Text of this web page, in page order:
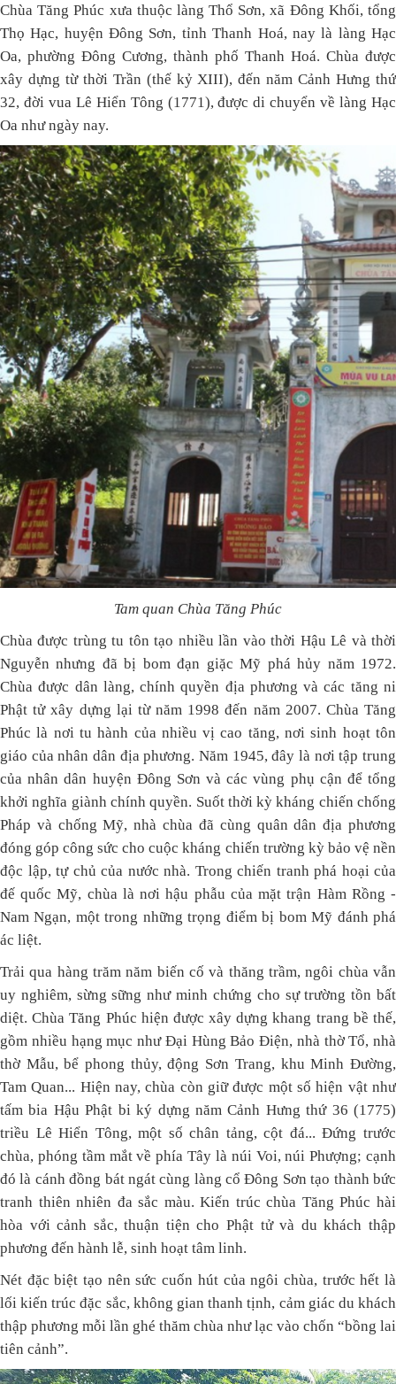
Chùa Tăng Phúc xưa thuộc làng Thổ Sơn, xã Đông Khối, tổng
Thọ Hạc, huyện Đông Sơn, tỉnh Thanh Hoá, nay là làng Hạc
Oa, phường Đông Cương, thành phố Thanh Hoá. Chùa được
xây dựng từ thời Trần (thế kỷ XIII), đến năm Cảnh Hưng thứ
32, đời vua Lê Hiển Tông (1771), được di chuyển về làng Hạc
Oa như ngày nay.
Tam quan Chùa Tăng Phúc
Chùa được trùng tu tôn tạo nhiều lần vào thời Hậu Lê và thời
Nguyễn nhưng đã bị bom đạn giặc Mỹ phá hủy năm 1972.
Chùa được dân làng, chính quyền địa phương và các tăng ni
Phật tử xây dựng lại từ năm 1998 đến năm 2007. Chùa Tăng
Phúc là nơi tu hành của nhiều vị cao tăng, nơi sinh hoạt tôn
giáo của nhân dân địa phương. Năm 1945, đây là nơi tập trung
của nhân dân huyện Đông Sơn và các vùng phụ cận để tổng
khởi nghĩa giành chính quyền. Suốt thời kỳ kháng chiến chống
Pháp và chống Mỹ, nhà chùa đã cùng quân dân địa phương
đóng góp công sức cho cuộc kháng chiến trường kỳ bảo vệ nền
độc lập, tự chủ của nước nhà. Trong chiến tranh phá hoại của
đế quốc Mỹ, chùa là nơi hậu phẫu của mặt trận Hàm Rồng -
Nam Ngạn, một trong những trọng điểm bị bom Mỹ đánh phá
ác liệt.
Trải qua hàng trăm năm biến cố và thăng trầm, ngôi chùa vẫn
uy nghiêm, sừng sững như minh chứng cho sự trường tồn bất
diệt. Chùa Tăng Phúc hiện được xây dựng khang trang bề thế,
gồm nhiều hạng mục như Đại Hùng Bảo Điện, nhà thờ Tổ, nhà
thờ Mẫu, bể phong thủy, động Sơn Trang, khu Minh Đường,
Tam Quan... Hiện nay, chùa còn giữ được một số hiện vật như
tấm bia Hậu Phật bi ký dựng năm Cảnh Hưng thứ 36 (1775)
triều Lê Hiển Tông, một số chân tảng, cột đá... Đứng trước
chùa, phóng tầm mắt về phía Tây là núi Voi, núi Phượng; cạnh
đó là cánh đồng bát ngát cùng làng cổ Đông Sơn tạo thành bức
tranh thiên nhiên đa sắc màu. Kiến trúc chùa Tăng Phúc hài
hòa với cảnh sắc, thuận tiện cho Phật tử và du khách thập
phương đến hành lễ, sinh hoạt tâm linh.
Nét đặc biệt tạo nên sức cuốn hút của ngôi chùa, trước hết là
lối kiến trúc đặc sắc, không gian thanh tịnh, cảm giác du khách
thập phương mỗi lần ghé thăm chùa như lạc vào chốn “bồng lai
tiên cảnh”.